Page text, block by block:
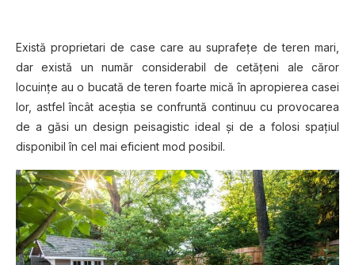
Există proprietari de case care au suprafeţe de teren mari,
dar există un număr considerabil de cetăţeni ale căror
locuinţe au o bucată de teren foarte mică în apropierea casei
lor, astfel încât aceştia se confruntă continuu cu provocarea
de a găsi un design peisagistic ideal şi de a folosi spaţiul
disponibil în cel mai eficient mod posibil.